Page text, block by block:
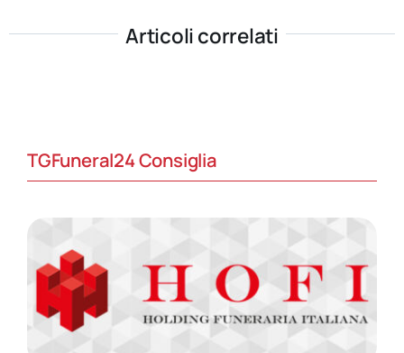
Articoli correlati
TGFuneral24 Consiglia